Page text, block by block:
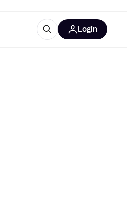
Login